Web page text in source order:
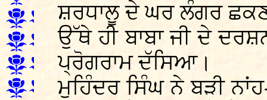
ਸ਼ਰਧਾਲੂ ਦੇ ਘਰ ਲੰਗਰ
ਉੱਥੇ ਹੀ ਬਾਬਾ ਜੀ ਦੇ
ਪ੍ਰੋਗਰਾਮ ਦੱਸਿਆ।
ਮੁਹਿੰਦਰ ਸਿੰਘ ਨੇ ਬੜੀ